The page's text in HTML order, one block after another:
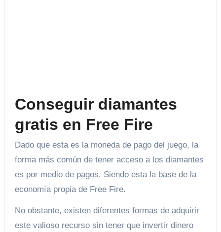
Conseguir diamantes
gratis en Free Fire
Dado que esta es la moneda de pago del juego, la
forma más común de tener acceso a los diamantes
es por medio de pagos. Siendo esta la base de la
economía propia de Free Fire.
No obstante, existen diferentes formas de adquirir
este valioso recurso sin tener que invertir dinero